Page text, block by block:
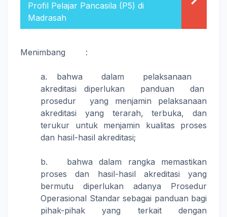
Profil Pelajar Pancasila (P5) di
Madrasah
Menimbang :
a. bahwa dalam pelaksanaan
akreditasi diperlukan panduan dan
prosedur yang menjamin pelaksanaan
akreditasi yang terarah, terbuka, dan
terukur untuk menjamin kualitas proses
dan hasil-hasil akreditasi;
b. bahwa dalam rangka memastikan
proses dan hasil-hasil akreditasi yang
bermutu diperlukan adanya Prosedur
Operasional Standar sebagai panduan bagi
pihak-pihak yang terkait dengan